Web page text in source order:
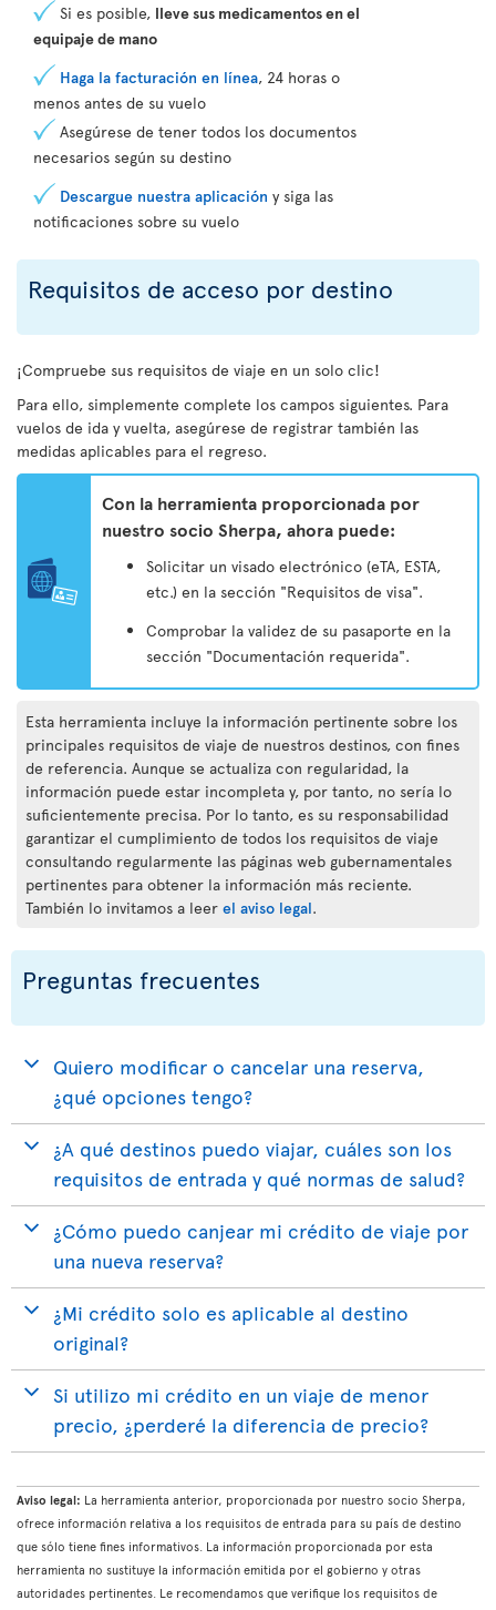
Si es posible, lleve sus medicamentos en el
equipaje de mano
Haga la facturación en línea, 24 horas o
menos antes de su vuelo
Asegúrese de tener todos los documentos
necesarios según su destino
Descargue nuestra aplicación y siga las
notificaciones sobre su vuelo
Requisitos de acceso por destino
¡Compruebe sus requisitos de viaje en un solo clic!
Para ello, simplemente complete los campos siguientes. Para
vuelos de ida y vuelta, asegúrese de registrar también las
medidas aplicables para el regreso.
Con la herramienta proporcionada por
nuestro socio Sherpa, ahora puede:
Solicitar un visado electrónico (eTA, ESTA,
etc.) en la sección "Requisitos de visa".
Comprobar la validez de su pasaporte en la
sección "Documentación requerida".
Esta herramienta incluye la información pertinente sobre los
principales requisitos de viaje de nuestros destinos, con fines
de referencia. Aunque se actualiza con regularidad, la
información puede estar incompleta y, por tanto, no sería lo
suficientemente precisa. Por lo tanto, es su responsabilidad
garantizar el cumplimiento de todos los requisitos de viaje
consultando regularmente las páginas web gubernamentales
pertinentes para obtener la información más reciente.
También lo invitamos a leer el aviso legal.
Preguntas frecuentes
Quiero modificar o cancelar una reserva,
¿qué opciones tengo?
¿A qué destinos puedo viajar, cuáles son los
requisitos de entrada y qué normas de salud?
¿Cómo puedo canjear mi crédito de viaje por
una nueva reserva?
¿Mi crédito solo es aplicable al destino
original?
Si utilizo mi crédito en un viaje de menor
precio, ¿perderé la diferencia de precio?
Aviso legal: La herramienta anterior, proporcionada por nuestro socio Sherpa,
ofrece información relativa a los requisitos de entrada para su país de destino
que sólo tiene fines informativos. La información proporcionada por esta
herramienta no sustituye la información emitida por el gobierno y otras
autoridades pertinentes. Le recomendamos que verifique los requisitos de